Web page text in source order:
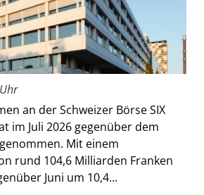
an der Schweizer Börse SIX
im Juli 2026 gegenüber dem
Mit einem
rund 104,6 Milliarden Franken
Juni um 10,4...